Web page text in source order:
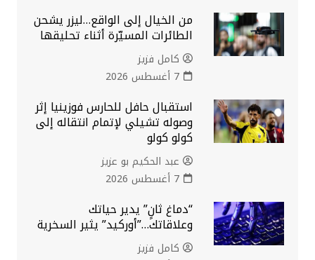
من الخيال إلى الواقع…ليزر يشحن
الطائرات المسيّرة أثناء تحليقها
كامل فزيز
7 أغسطس 2026
استقبال حافل للحارس فوزينيا إثر
وصوله تشيلي لإتمام انتقاله إلى
كولو كولو
عبد الحكيم بو عزيز
7 أغسطس 2026
“دماغ ثانٍ” يدير حياتك
وعلاقاتك…”أوركيد” يثير السخرية
كامل فزيز